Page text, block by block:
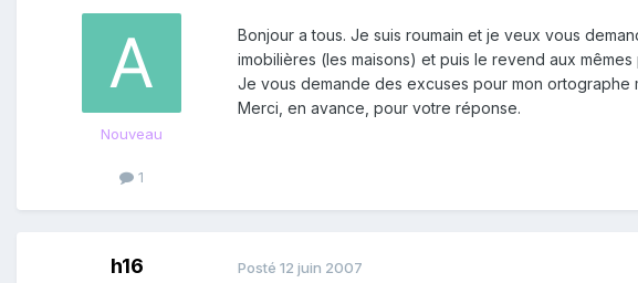
Nouveau
1
Bonjour a tous. Je suis roumain et je veux vous
imobilières (les maisons) et puis le revend aux
Je vous demande des excuses pour mon
Merci, en avance, pour votre réponse.
h16 Posté 12 juin 2007